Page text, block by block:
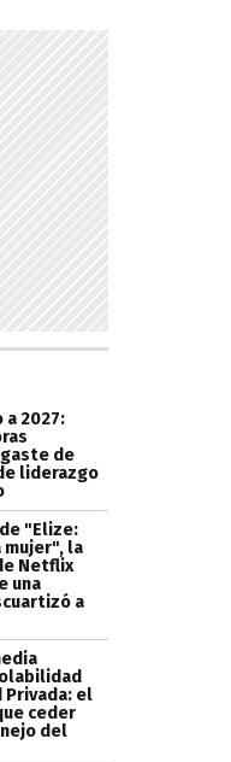
a 2027:
de
liderazgo
"Elize:
mujer", la
Netflix
una
a
Privada: el
ceder
del